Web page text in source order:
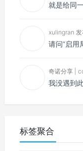
就是给同
xulingran 发
请问“启用
奇诺分享 |
标签聚合